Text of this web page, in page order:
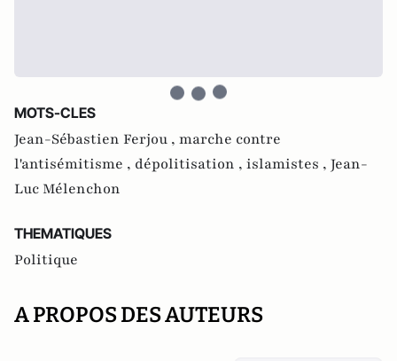
MOTS-CLES
Jean-Sébastien Ferjou , marche contre
l'antisémitisme , dépolitisation , islamistes , Jean-
Luc Mélenchon
THEMATIQUES
Politique
A PROPOS DES AUTEURS